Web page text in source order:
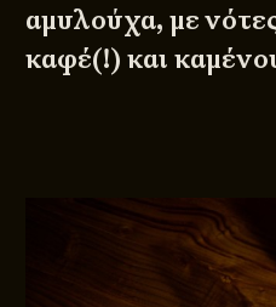
αμυλούχα, με
καφέ(!) και